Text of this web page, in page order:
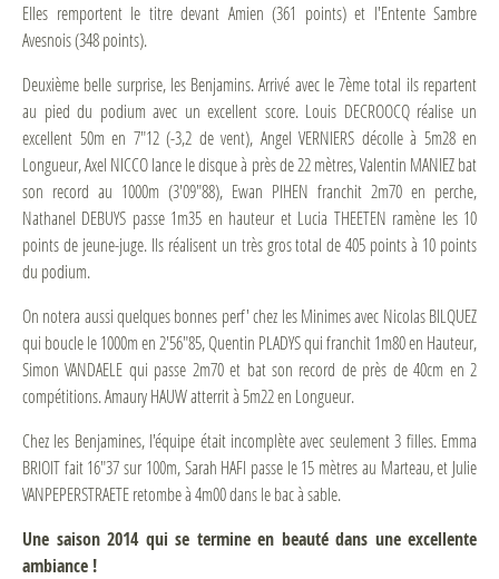
Elles remportent le titre devant Amien (361 points) et l'Entente Sambre
Avesnois (348 points).
Deuxième belle surprise, les Benjamins. Arrivé avec le 7ème total ils repartent
au pied du podium avec un excellent score. Louis DECROOCQ réalise un
excellent 50m en 7"12 (-3,2 de vent), Angel VERNIERS décolle à 5m28 en
Longueur, Axel NICCO lance le disque à près de 22 mètres, Valentin MANIEZ bat
son record au 1000m (3'09"88), Ewan PIHEN franchit 2m70 en perche,
Nathanel DEBUYS passe 1m35 en hauteur et Lucia THEETEN ramène les 10
points de jeune-juge. Ils réalisent un très gros total de 405 points à 10 points
du podium.
On notera aussi quelques bonnes perf' chez les Minimes avec Nicolas BILQUEZ
qui boucle le 1000m en 2'56"85, Quentin PLADYS qui franchit 1m80 en Hauteur,
Simon VANDAELE qui passe 2m70 et bat son record de près de 40cm en 2
compétitions. Amaury HAUW atterrit à 5m22 en Longueur.
Chez les Benjamines, l'équipe était incomplète avec seulement 3 filles. Emma
BRIOIT fait 16"37 sur 100m, Sarah HAFI passe le 15 mètres au Marteau, et Julie
VANPEPERSTRAETE retombe à 4m00 dans le bac à sable.
Une saison 2014 qui se termine en beauté dans une excellente
ambiance !